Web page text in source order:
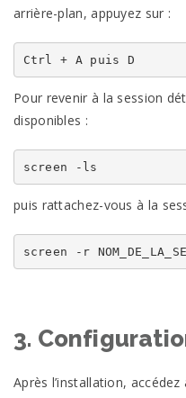
arrière-plan, appuyez sur :
Ctrl + A puis D
Pour revenir à la session
disponibles :
screen -ls
puis rattachez-vous à la
screen -r
3.
Après l’installation, accédez